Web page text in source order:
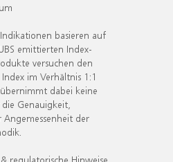
basieren auf
emittierten Index-
versuchen den
im Verhältnis 1:1
dabei keine
Genauigkeit,
der